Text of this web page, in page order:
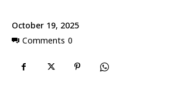
October 19, 2025
Comments 0